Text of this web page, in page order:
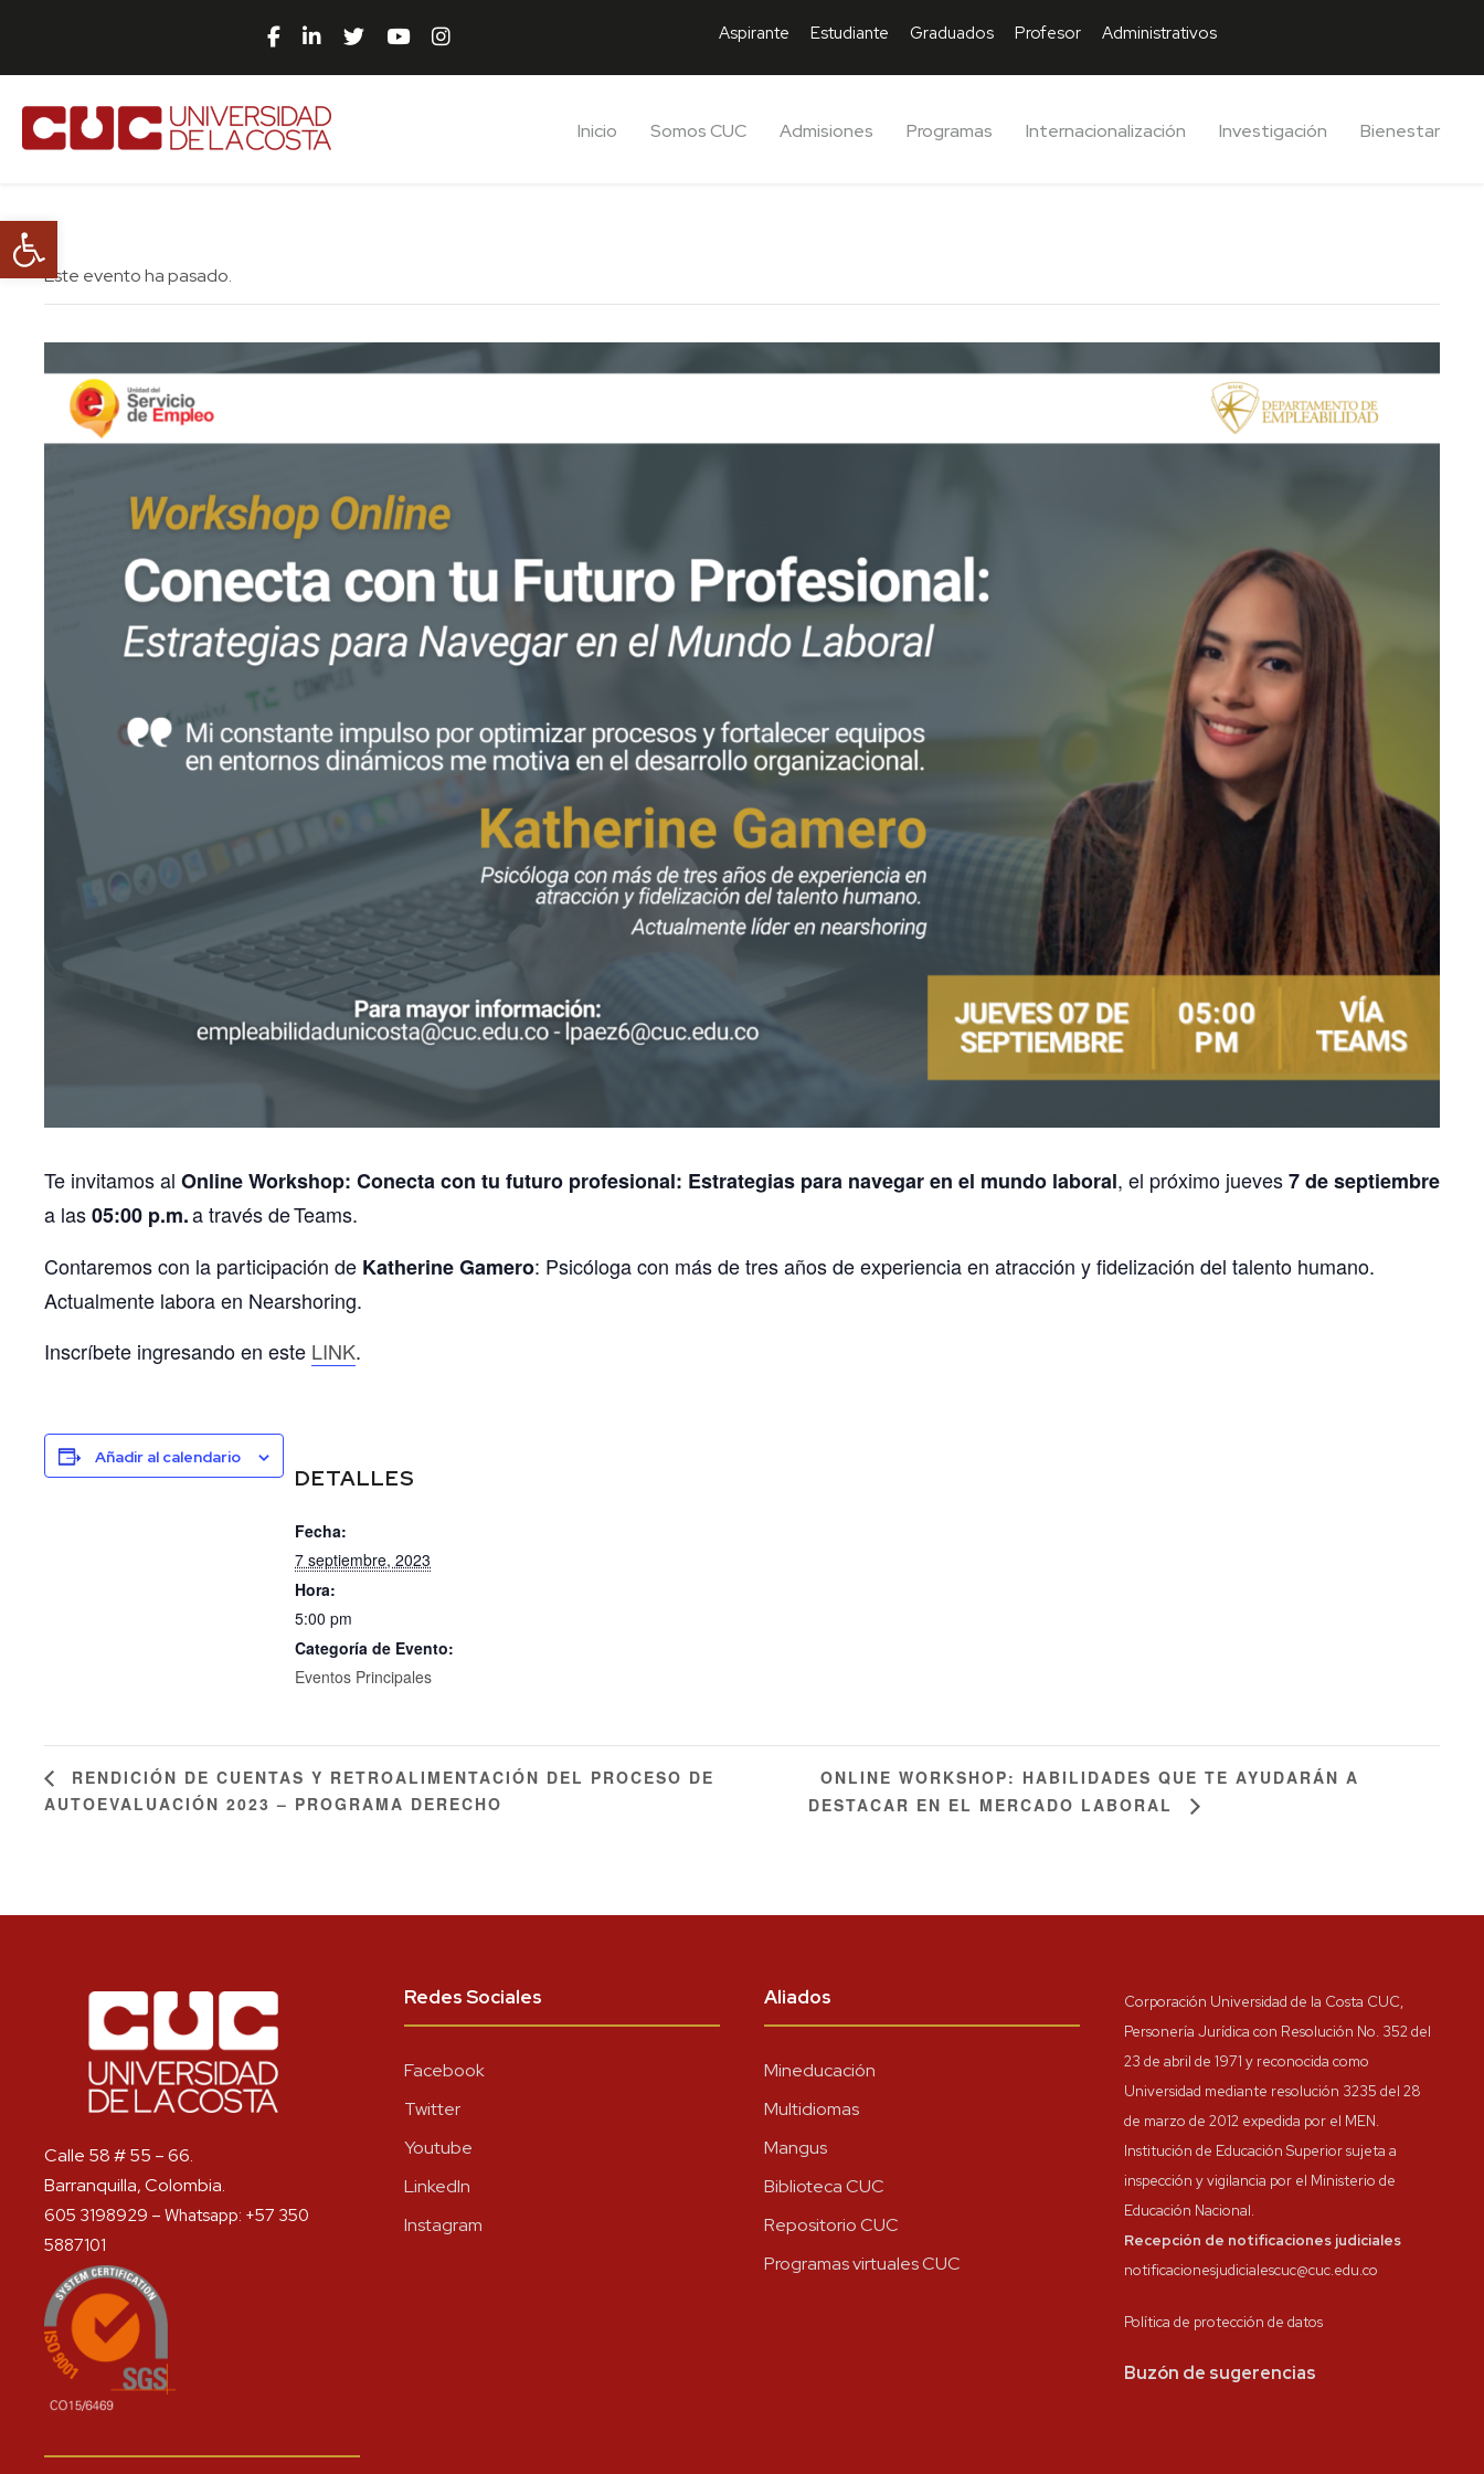
Abrir barra de herramientas
Aspirante Estudiante Graduados Profesor Administrativos
Inicio Somos CUC Admisiones Programas Internacionalización Investigación Bienestar
Este evento ha pasado.
Te invitamos al Online Workshop: Conecta con tu futuro profesional: Estrategias para navegar en el mundo laboral, el próximo jueves7 de septiembre
a las05:00 p.m.a través de Teams.
Contaremos con la participación de Katherine Gamero: Psicóloga con más de tres años de experiencia en atracción y fidelización del talento humano.
Actualmente labora en Nearshoring.
Inscríbete ingresando en este LINK.
Añadir al calendario
DETALLES
Fecha:
7 septiembre, 2023
Hora:
5:00 pm
Categoría de Evento:
Eventos Principales
RENDICIÓN DE CUENTAS Y RETROALIMENTACIÓN DEL PROCESO DE
AUTOEVALUACIÓN 2023 – PROGRAMA DERECHO
ONLINE WORKSHOP: HABILIDADES QUE TE AYUDARÁN A
DESTACAR EN EL MERCADO LABORAL
Calle 58 # 55 – 66.
Barranquilla, Colombia.
605 3198929 – Whatsapp: +57 350
5887101
Redes Sociales
Facebook
Twitter
Youtube
LinkedIn
Instagram
Aliados
Mineducación
Multidiomas
Mangus
Biblioteca CUC
Repositorio CUC
Programas virtuales CUC
Corporación Universidad de la Costa CUC,
Personería Jurídica con Resolución No. 352 del
23 de abril de 1971 y reconocida como
Universidad mediante resolución 3235 del 28
de marzo de 2012 expedida por el MEN.
Institución de Educación Superior sujeta a
inspección y vigilancia por el Ministerio de
Educación Nacional.
Recepción de notificaciones judiciales
notificacionesjudicialescuc@cuc.edu.co
Política de protección de datos
Buzón de sugerencias